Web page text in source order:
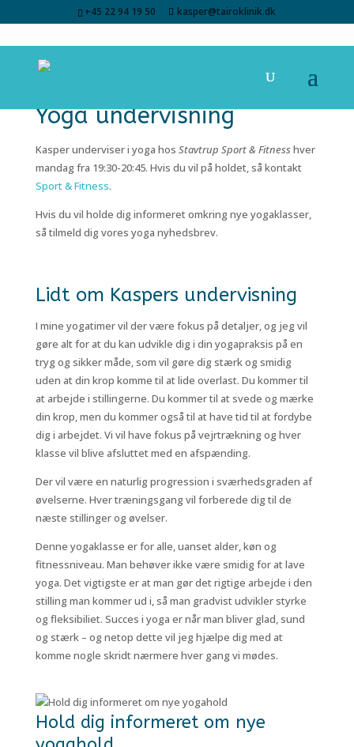
+45 22 94 19 50 kasper@tairoklinik.dk
Yoga undervisning
Kasper underviser i yoga hos Stavtrup Sport & Fitnesshver
mandag fra 19:30-20:45. Hvis du vil på holdet, så kontakt
Sport & Fitness.
Hvis du vil holde dig informeret omkring nye yogaklasser,
så tilmeld dig vores yoga nyhedsbrev.
Lidt om Kaspers undervisning
I mine yogatimer vil der være fokus på detaljer, og jeg vil
gøre alt for at du kan udvikle dig i din yogapraksis på en
tryg og sikker måde, som vil gøre dig stærk og smidig
uden at din krop komme til at lide overlast. Du kommer til
at arbejde i stillingerne. Du kommer til at svede og mærke
din krop, men du kommer også til at have tid til at fordybe
dig i arbejdet. Vi vil have fokus på vejrtrækning og hver
klasse vil blive afsluttet med en afspænding.
Der vil være en naturlig progression i sværhedsgraden af
øvelserne. Hver træningsgang vil forberede dig til de
næste stillinger og øvelser.
Denne yogaklasse er for alle, uanset alder, køn og
fitnessniveau. Man behøver ikke være smidig for at lave
yoga. Det vigtigste er at man gør det rigtige arbejde i den
stilling man kommer ud i, så man gradvist udvikler styrke
og fleksibiliet. Succes i yoga er når man bliver glad, sund
og stærk – og netop dette vil jeg hjælpe dig med at
komme nogle skridt nærmere hver gang vi mødes.
Hold dig informeret om nye